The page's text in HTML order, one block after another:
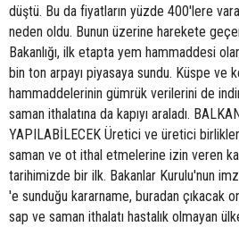
düştü. Bu da fiyatların yüzde 400'lere
neden oldu. Bunun üzerine harekete
Bakanlığı, ilk etapta yem hammaddesi
bin ton arpayı piyasaya sundu. Küspe ve
hammaddelerinin gümrük verilerini de
saman ithalatına da kapıyı araladı.
YAPILABİLECEK Üretici ve üretici
saman ve ot ithal etmelerine izin veren
tarihimizde bir ilk. Bakanlar Kurulu'nun
'e sunduğu kararname, buradan çıkacak
sap ve saman ithalatı hastalık olmayan